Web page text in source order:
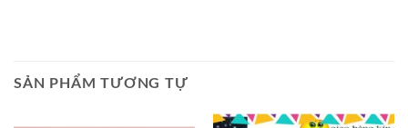
SẢN PHẨM TƯƠNG TỰ